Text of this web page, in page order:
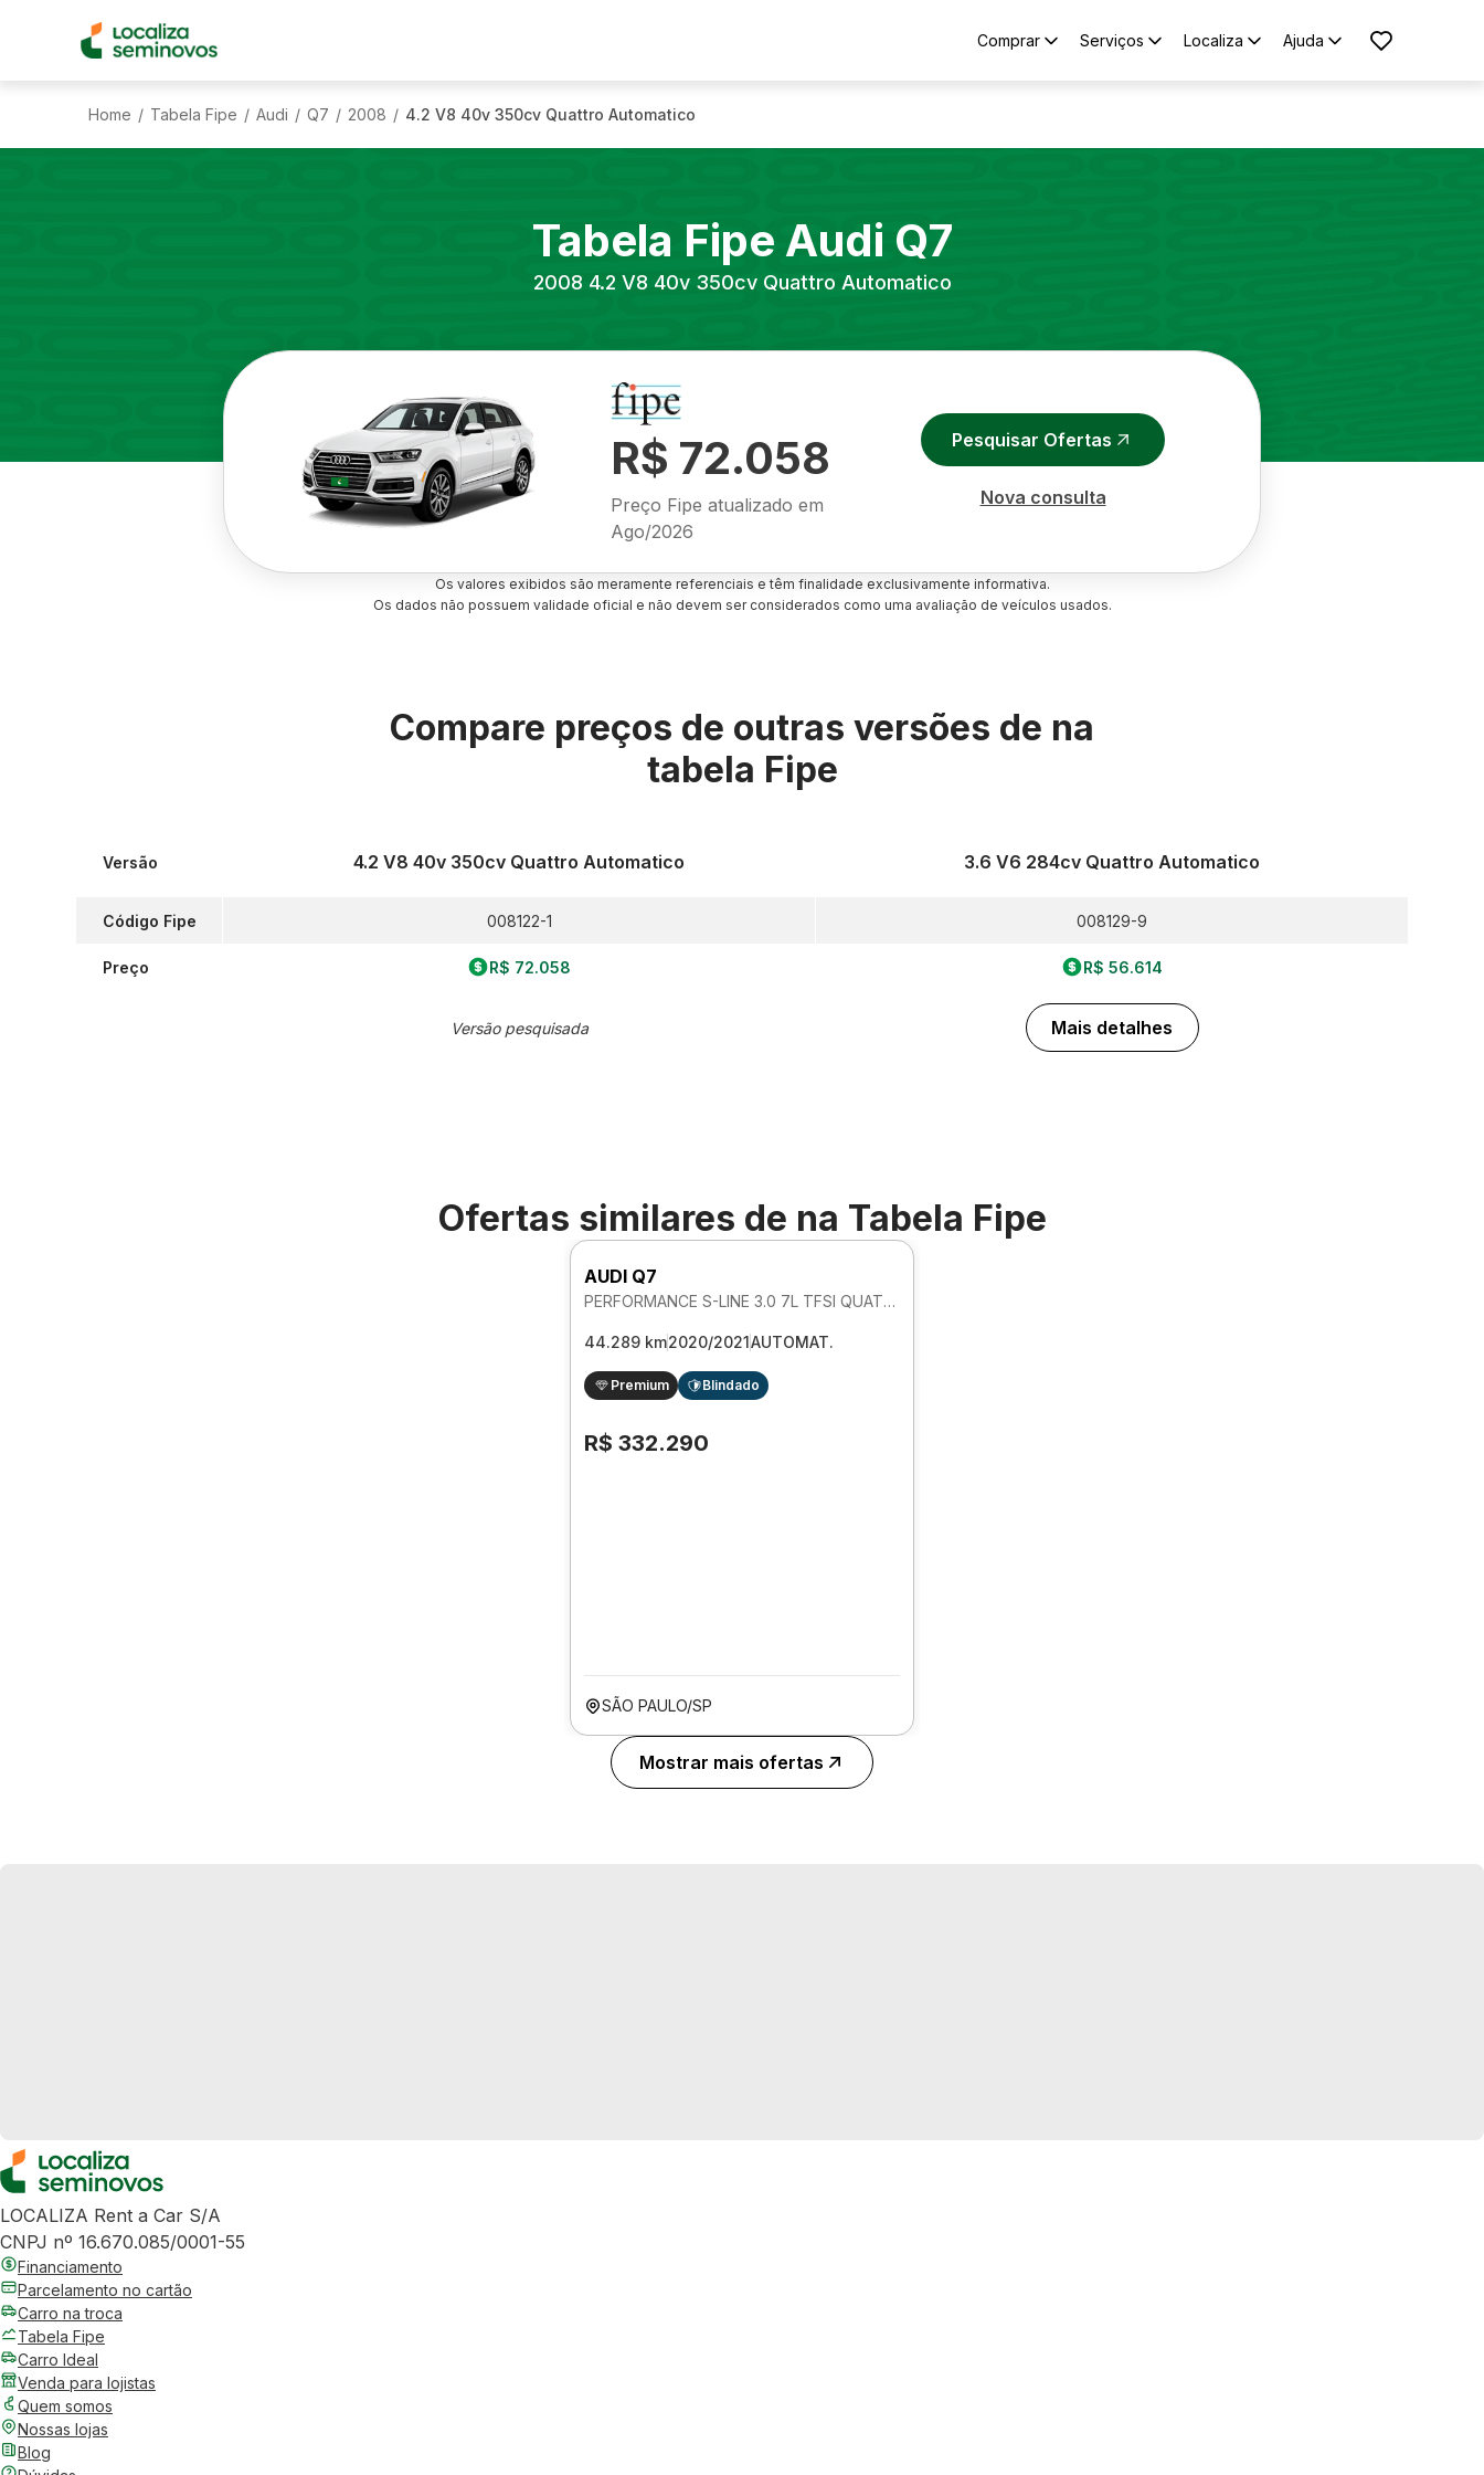
Comprar Serviços Localiza Ajuda
Home / Tabela Fipe / Audi / Q7 / 2008 / 4.2 V8 40v 350cv Quattro Automatico
Tabela Fipe Audi Q7
2008 4.2 V8 40v 350cv Quattro Automatico
R$ 72.058
Preço Fipe atualizado em
Ago/2026
Pesquisar Ofertas
Nova consulta
Os valores exibidos são meramente referenciais e têm finalidade exclusivamente informativa.
Os dados não possuem validade oficial e não devem ser considerados como uma avaliação de veículos usados.
Compare preços de outras versões de na
tabela Fipe
Versão
Código Fipe
Preço
4.2 V8 40v 350cv Quattro Automatico
008122-1
R$ 72.058
Versão pesquisada
3.6 V6 284cv Quattro Automatico
008129-9
R$ 56.614
Mais detalhes
Ofertas similares de na Tabela Fipe
AUDI Q7
PERFORMANCE S-LINE 3.0 7L TFSI QUATTRO AUTOMATICO
44.289 km2020/2021AUTOMAT.
Premium Blindado
R$ 332.290
SÃO PAULO/SP
Mostrar mais ofertas
LOCALIZA Rent a Car S/A
CNPJ nº 16.670.085/0001-55
Financiamento
Parcelamento no cartão
Carro na troca
Tabela Fipe
Carro Ideal
Venda para lojistas
Quem somos
Nossas lojas
Blog